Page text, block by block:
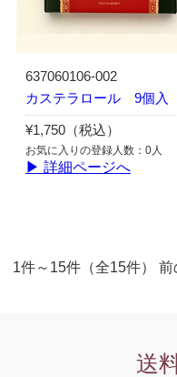
637060106-002
カステラロール 9個入
¥1,750（税込）
お気に入りの登録人数：0人
▶ 詳細ページへ
1件～15件（全15
送